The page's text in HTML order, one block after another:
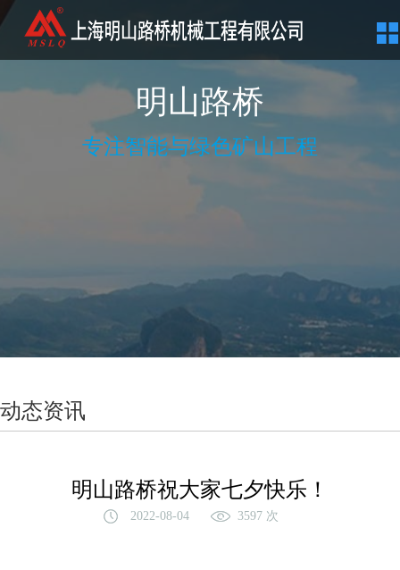
明山路桥
专注智能与绿色矿山工程
动态资讯
明山路桥祝大家七夕快乐！
2022-08-04 3597 次